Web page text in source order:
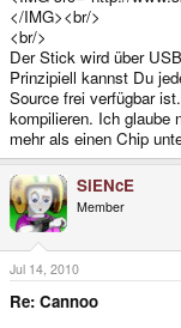
</IMG><br/>
<br/>
Der Stick wird über
Prinzipiell kannst Du
Source frei verfügbar
kompilieren. Ich glaube
mehr als einen Chip
SiENcE
Member
Jul 14, 2010
Re: Cannoo